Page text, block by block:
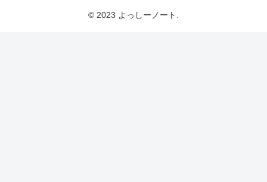
© 2023 よっしーノート.